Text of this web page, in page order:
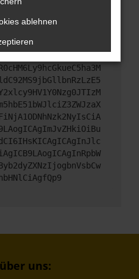
der Fehlersuche zu
uns:
ablehnen